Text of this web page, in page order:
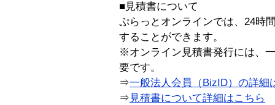
■見積書について
ぷらっとオンラインでは、24時
することができます。
※オンライン見積書発行には、
要です。
⇒一般法人会員（BizID）の詳細
⇒ 見積書について詳細はこちら